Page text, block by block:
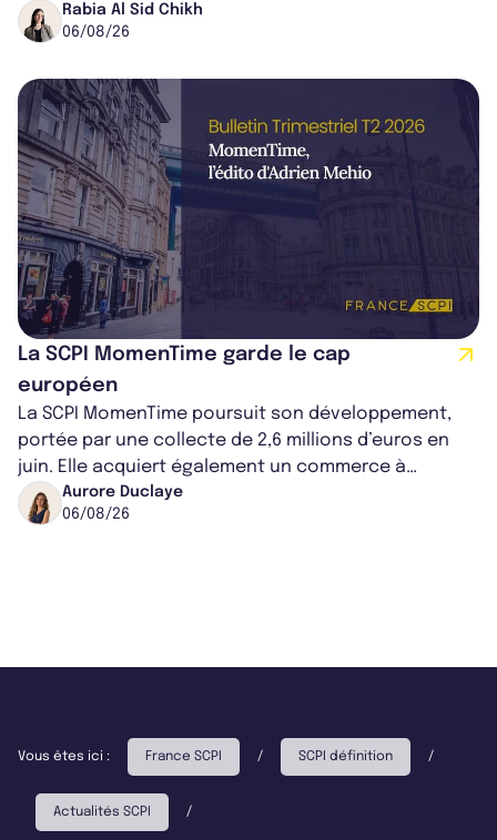
dans le centre du pays, un établis...
Rabia Al Sid Chikh
06/08/26
La SCPI MomenTime garde le cap
européen
La SCPI MomenTime poursuit son développement,
portée par une collecte de 2,6 millions d’euros en
juin. Elle acquiert également un commerce à
Worcester, place une plateforme logisti...
Aurore Duclaye
06/08/26
Vous êtes ici : France SCPI / SCPI définition /
Actualités SCPI /